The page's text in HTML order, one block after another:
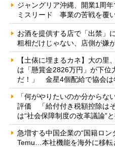
ジャングリア沖縄、開業1周
ミスリード 事業の苦戦を覆
お酒を提供する店で「出禁
粗相だけじゃない、店側が嫌
【土俵に埋まるカネ】大の里
は「懸賞金2826万円」が下位
だ！」 金星4個配給で協会は
「何がやりたいのか分からな
評価 「給付付き税額控除は
は“社会保障制度の改革議論”
急増する中国企業の“国籍ロ
Temu…本社機能を海外に移転